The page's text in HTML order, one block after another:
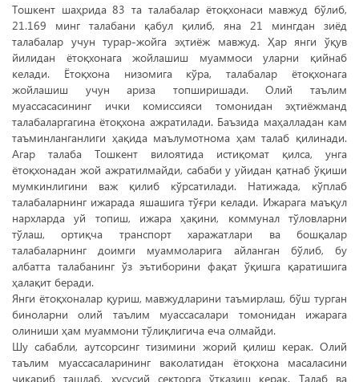
Тошкент шаҳрида 83 та талабалар ётоқхонаси мавжуд бўлиб,
21.169 минг талабани қабул қилиб, яна 21 мингдан зиёд
талабалар учун турар-жойга эҳтиёж мавжуд. Ҳар янги ўқув
йилидан ётоқхонага жойлашиш муаммоси уларни қийнаб
келади. Ётоқхона низомига кўра, талабалар ётоқхонага
жойлашиш учун ариза топширишади. Олий таълим
муассасасининг ички комиссияси томонидан эҳтиёжманд
талабаларгагина ётоқхона ажратилади. Баъзида маҳалладан кам
таъминланганлиги ҳақида маълумотнома ҳам талаб қилинади.
Агар талаба Тошкент вилоятида истиқомат қилса, унга
ётоқхонадан жой ажратилмайди, сабаби у уйидан қатнаб ўқиши
мумкинлигини важ қилиб кўрсатилади. Натижада, кўплаб
талабаларнинг ижарада яшашига тўғри келади. Ижарага маъқул
нархларда уй топиш, ижара ҳақини, коммунал тўловларни
тўлаш, ортиқча транспорт харажатлари ва бошқалар
талабаларнинг доимги муаммоларига айланган бўлиб, бу
албатта талабанинг ўз эътиборини фақат ўқишга қаратишига
ҳалақит беради.
Янги ётоқхоналар қуриш, мавжудларини таъмирлаш, бўш турган
биноларни олий таълим муассасалари томонидан ижарага
олиниши ҳам муаммони тўлиқлигича еча олмайди.
Шу сабабли, аутсорсинг тизимини жорий қилиш керак. Олий
таълим муассасаларининг ваколатидан ётоқхона масаласини
чиқариб ташлаб, хусусий секторга ўтказиш керак. Талаб ва